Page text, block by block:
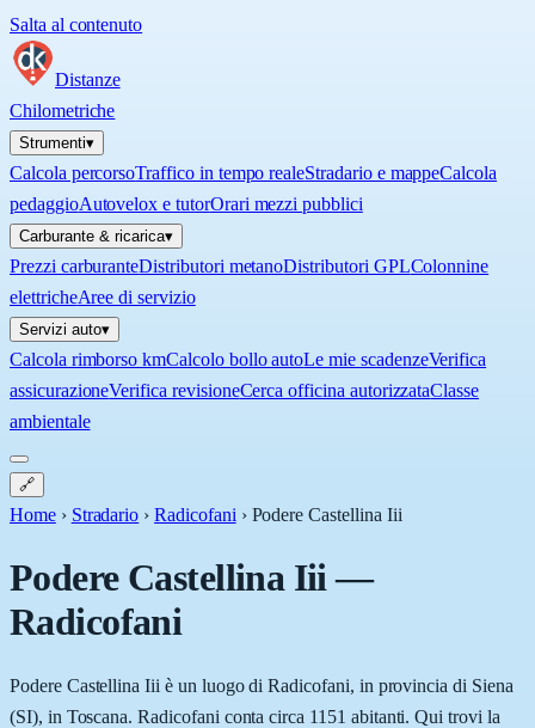
Salta al contenuto
Distanze
Chilometriche
Strumenti▾
Calcola percorsoTraffico in tempo realeStradario e mappeCalcola
pedaggioAutovelox e tutorOrari mezzi pubblici
Carburante & ricarica▾
Prezzi carburanteDistributori metanoDistributori GPLColonnine
elettricheAree di servizio
Servizi auto▾
Calcola rimborso kmCalcolo bollo autoLe mie scadenzeVerifica
assicurazioneVerifica revisioneCerca officina autorizzataClasse
ambientale
🔗
Home › Stradario › Radicofani › Podere Castellina Iii
Podere Castellina Iii—
Radicofani
Podere Castellina Iii è un luogo di Radicofani, in provincia di Siena
(SI), in Toscana. Radicofani conta circa 1151 abitanti. Qui trovi la